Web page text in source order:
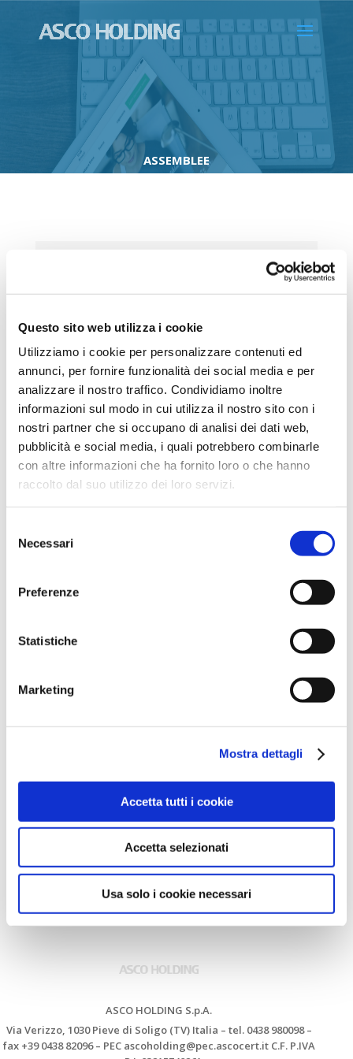
Questo sito web utilizza i cookie
Utilizziamo i cookie per personalizzare contenuti ed
annunci, per fornire funzionalità dei social media e per
analizzare il nostro traffico. Condividiamo inoltre
informazioni sul modo in cui utilizza il nostro sito con i
nostri partner che si occupano di analisi dei dati web,
pubblicità e social media, i quali potrebbero combinarle
con altre informazioni che ha fornito loro o che hanno
raccolto dal suo utilizzo dei loro servizi.
delNecessari
Preferenze
Statistiche
Marketing
Mostra dettagli
Accetta tutti i cookie
Accetta selezionati
Usa solo i cookie necessari
ASSEMBLEE
Assemblee
Bilanci
Modello 231
Assemblea del 26-27
ottobre 2021
Per la consultazione sono disponibili l’avviso di
(1^ convocazione) / 27 ottobre 2021 (2^
l’intervento in Assemblea.
Modello delega per intervento
ASCO HOLDING S.p.A.
Via Verizzo, 1030 Pieve di Soligo (TV) Italia – tel. 0438 980098 –
fax +39 0438 82096 – PEC ascoholding@pec.ascocert.it C.F. P.IVA